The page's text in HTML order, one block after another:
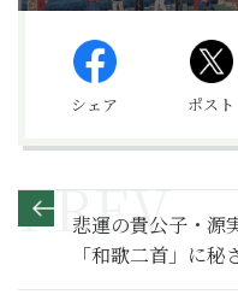
シェア ポスト
悲運の貴公子・源
「和歌二首」に
人 満喫リポート】